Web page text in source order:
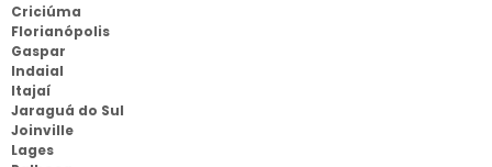
Criciúma
Florianópolis
Gaspar
Indaial
Itajaí
Jaraguá do Sul
Joinville
Lages